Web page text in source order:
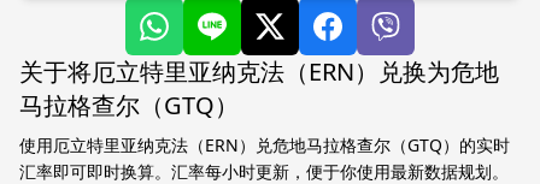
关于将厄立特里亚纳克法（ERN）兑换为危地
马拉格查尔（GTQ）
使用厄立特里亚纳克法（ERN）兑危地马拉格查尔（GTQ）的实时
汇率即可即时换算。汇率每小时更新，便于你使用最新数据规划。